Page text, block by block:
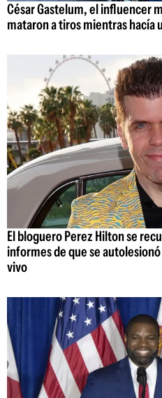
César Gastelum, el influencer
mataron a tiros mientras hacía
El bloguero Perez Hilton se
informes de que se
vivo